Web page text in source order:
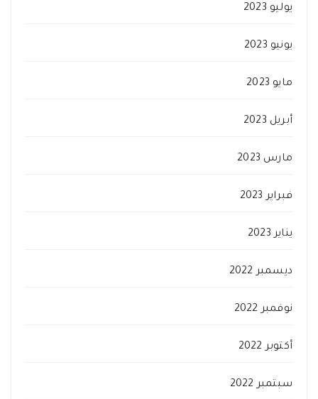
يوليو 2023
يونيو 2023
مايو 2023
أبريل 2023
مارس 2023
فبراير 2023
يناير 2023
ديسمبر 2022
نوفمبر 2022
أكتوبر 2022
سبتمبر 2022